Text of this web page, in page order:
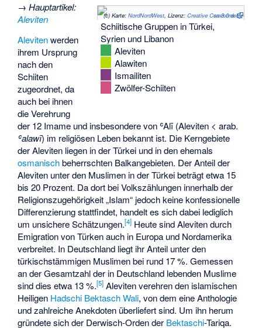
(c) Karte: NordNordWest, Lizenz: Creative Commons by-sa-3.0 de
Schiitische Gruppen in Türkei,
Syrien und Libanon
Aleviten
Alawiten
Ismailiten
Zwölfer-Schiiten
→Hauptartikel:
Aleviten
Alevitenwerden
ihrem Ursprung
nach den
Schiiten
zugeordnet, da
auch bei ihnen
die Verehrung
der 12 Imame und insbesondere von ʿAlī (Aleviten < arab.
ʿalawī) im religiösen Leben bekannt ist. Die Kerngebiete
der Aleviten liegen in der Türkei und in den ehemals
osmanischbeherrschten Balkangebieten. Der Anteil der
Aleviten unter den Muslimen in der Türkei beträgt etwa 15
bis 20 Prozent. Da dort bei Volkszählungen innerhalb der
Religionszugehörigkeit „Islam“ jedoch keine konfessionelle
Differenzierung stattfindet, handelt es sich dabei lediglich
um unsichere Schätzungen.[4] Heute sind Aleviten durch
Emigration von Türken auch in Europa und Nordamerika
verbreitet. In Deutschland liegt ihr Anteil unter den
türkischstämmigen Muslimen bei rund 17 %. Gemessen
an der Gesamtzahl der in Deutschland lebenden Muslime
sind dies etwa 13 %.[5] Aleviten verehren den islamischen
Heiligen Hadschi Bektasch Wali, von dem eine Anthologie
und zahlreiche Anekdoten überliefert sind. Um ihn herum
gründete sich der Derwisch-Orden der Bektaschi-Tariqa.